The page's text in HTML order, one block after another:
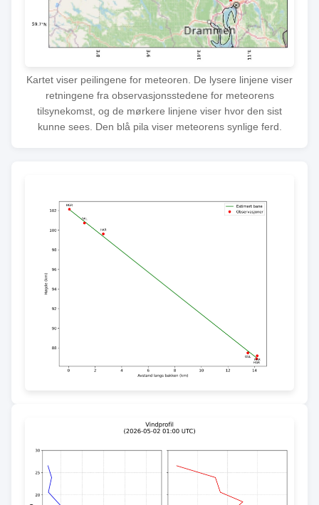
Kartet viser peilingene for meteoren. De lysere linjene viser
retningene fra observasjonsstedene for meteorens
tilsynekomst, og de mørkere linjene viser hvor den sist
kunne sees. Den blå pila viser meteorens synlige ferd.